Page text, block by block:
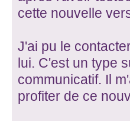
cette nouvelle
J'ai pu le
lui. C'est un type
communicatif. Il
profiter de ce